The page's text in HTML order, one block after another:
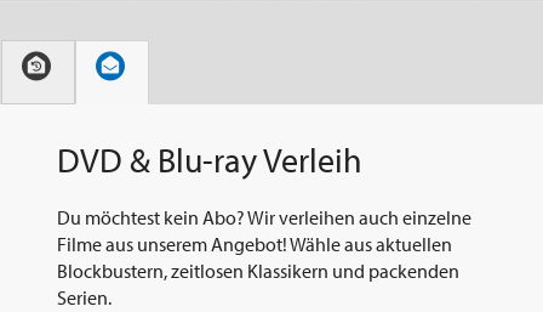
DVD & Blu-ray Verleih
Du möchtest kein Abo? Wir verleihen auch einzelne
Filme aus unserem Angebot! Wähle aus aktuellen
Blockbustern, zeitlosen Klassikern und packenden
Serien.